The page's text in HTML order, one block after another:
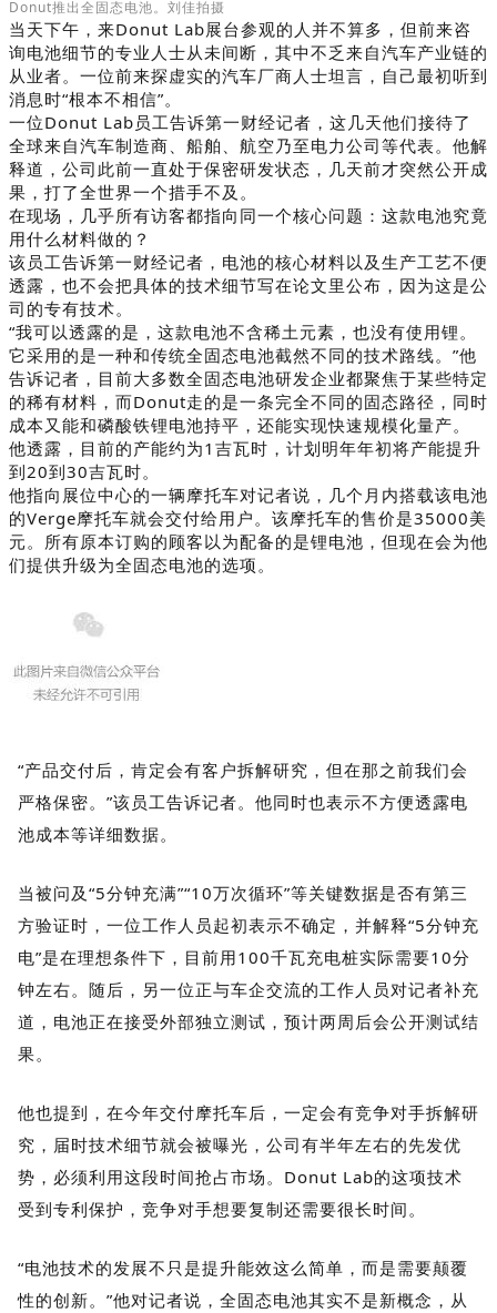
Donut推出全固态电池。刘佳拍摄
当天下午，来Donut Lab展台参观的人并不算多，但前来咨
询电池细节的专业人士从未间断，其中不乏来自汽车产业链的
从业者。一位前来探虚实的汽车厂商人士坦言，自己最初听到
消息时“根本不相信”。
一位Donut Lab员工告诉第一财经记者，这几天他们接待了
全球来自汽车制造商、船舶、航空乃至电力公司等代表。他解
释道，公司此前一直处于保密研发状态，几天前才突然公开成
果，打了全世界一个措手不及。
在现场，几乎所有访客都指向同一个核心问题：这款电池究竟
用什么材料做的？
该员工告诉第一财经记者，电池的核心材料以及生产工艺不便
透露，也不会把具体的技术细节写在论文里公布，因为这是公
司的专有技术。
“我可以透露的是，这款电池不含稀土元素，也没有使用锂。
它采用的是一种和传统全固态电池截然不同的技术路线。”他
告诉记者，目前大多数全固态电池研发企业都聚焦于某些特定
的稀有材料，而Donut走的是一条完全不同的固态路径，同时
成本又能和磷酸铁锂电池持平，还能实现快速规模化量产。
他透露，目前的产能约为1吉瓦时，计划明年年初将产能提升
到20到30吉瓦时。
他指向展位中心的一辆摩托车对记者说，几个月内搭载该电池
的Verge摩托车就会交付给用户。该摩托车的售价是35000美
元。所有原本订购的顾客以为配备的是锂电池，但现在会为他
们提供升级为全固态电池的选项。
“产品交付后，肯定会有客户拆解研究，但在那之前我们会
严格保密。”该员工告诉记者。他同时也表示不方便透露电
池成本等详细数据。
当被问及“5分钟充满”“10万次循环”等关键数据是否有第三
方验证时，一位工作人员起初表示不确定，并解释“5分钟充
电”是在理想条件下，目前用100千瓦充电桩实际需要10分
钟左右。随后，另一位正与车企交流的工作人员对记者补充
道，电池正在接受外部独立测试，预计两周后会公开测试结
果。
他也提到，在今年交付摩托车后，一定会有竞争对手拆解研
究，届时技术细节就会被曝光，公司有半年左右的先发优
势，必须利用这段时间抢占市场。Donut Lab的这项技术
受到专利保护，竞争对手想要复制还需要很长时间。
“电池技术的发展不只是提升能效这么简单，而是需要颠覆
性的创新。”他对记者说，全固态电池其实不是新概念，从